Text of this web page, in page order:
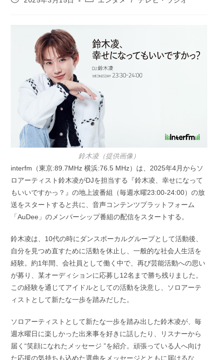
ー:
鈴木凌（提供画像）
interfm（東京:89.7MHz 横浜:76.5 MHz）は、2025年4月からソ
ロアーティスト鈴木凌がDJを担当する『鈴木凌、幸せになって
もいいですかっ？』の地上波番組（毎週水曜23:00‐24:00）の放
送をスタートすると共に、音声コンテンツプラットフォーム
「AuDee」のメンバーシップ番組の配信をスタートする。
鈴木凌は、10代の時にダンスボーカルグループとして活動後、
自分を見つめ直すために活動を休止し、一般的な社会人生活を
経験。約1年間、会社員として働く中で、再び芸能活動への思い
が募り、某オーディションに応募し12名まで勝ち残りました。
この経験を通じてアイドルとしての活動を決意し、ソロアーテ
ィストとして新たな一歩を踏みだした。
ソロアーティストとして新たな一歩を踏み出した鈴木凌が、毎
週水曜日に楽しかった出来事を好きに話したり、リスナーから
届く“笑顔になれたメッセージ ”を紹介。頑張っている人へ向け
た応援の気持ちも込めた選曲をメッセージとともに届けるな